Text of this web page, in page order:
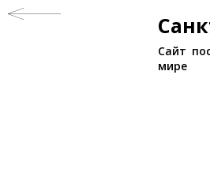
Сайт
мире